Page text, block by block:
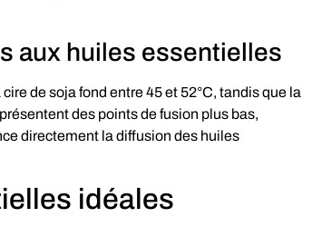
aux huiles essentielles
de soja fond entre 45 et 52°C, tandis que la
des points de fusion plus bas,
directement la diffusion des huiles
idéales